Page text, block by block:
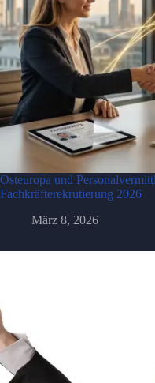
Osteuropa und
Fachkräfterekrutierung 2026
März 8, 2026